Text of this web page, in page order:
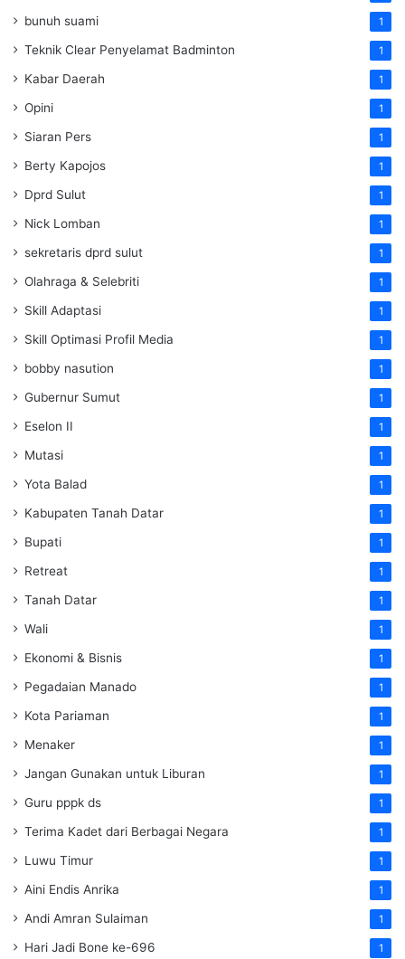
bunuh suami 1
Teknik Clear Penyelamat Badminton 1
Kabar Daerah 1
Opini 1
Siaran Pers 1
Berty Kapojos 1
Dprd Sulut 1
Nick Lomban 1
sekretaris dprd sulut 1
Olahraga & Selebriti 1
Skill Adaptasi 1
Skill Optimasi Profil Media 1
bobby nasution 1
Gubernur Sumut 1
Eselon II 1
Mutasi 1
Yota Balad 1
Kabupaten Tanah Datar 1
Bupati 1
Retreat 1
Tanah Datar 1
Wali 1
Ekonomi & Bisnis 1
Pegadaian Manado 1
Kota Pariaman 1
Menaker 1
Jangan Gunakan untuk Liburan 1
Guru pppk ds 1
Terima Kadet dari Berbagai Negara 1
Luwu Timur 1
Aini Endis Anrika 1
Andi Amran Sulaiman 1
Hari Jadi Bone ke-696 1